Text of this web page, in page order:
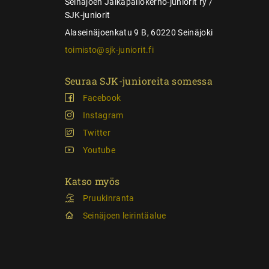
SJK-juniorit
Alaseinäjoenkatu 9 B, 60220 Seinäjoki
toimisto@sjk-juniorit.fi
Seuraa SJK-junioreita somessa
Facebook
Instagram
Twitter
Youtube
Katso myös
Pruukinranta
Seinäjoen leirintäalue